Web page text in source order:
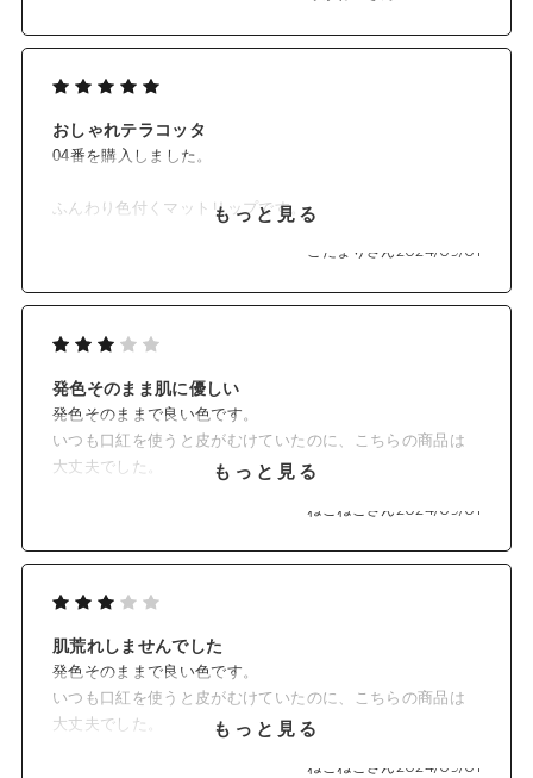
おしゃれテラコッタ
04番を購入しました。
ふんわり色付くマットリップです。
このマットリップは乾燥した感じもなく
そこまで長時間色落ちしないという
わけではないけれど
血色感のない私の唇は
割と長くカラーが残り何もならないより
チークにも使ってみましたが
上から他のカラーを重ねて使うのも
もっと見る
こだまりさん2024/09/01
発色そのまま肌に優しい
発色そのままで良い色です。
いつも口紅を使うと皮がむけていたのに、こちらの商品は
大丈夫でした。
もっと見る
ねこねこさん 2024/09/01
肌荒れしませんでした
発色そのままで良い色です。
いつも口紅を使うと皮がむけていたのに、こちらの商品は
大丈夫でした。
もっと見る
ねこねこさん2024/09/01